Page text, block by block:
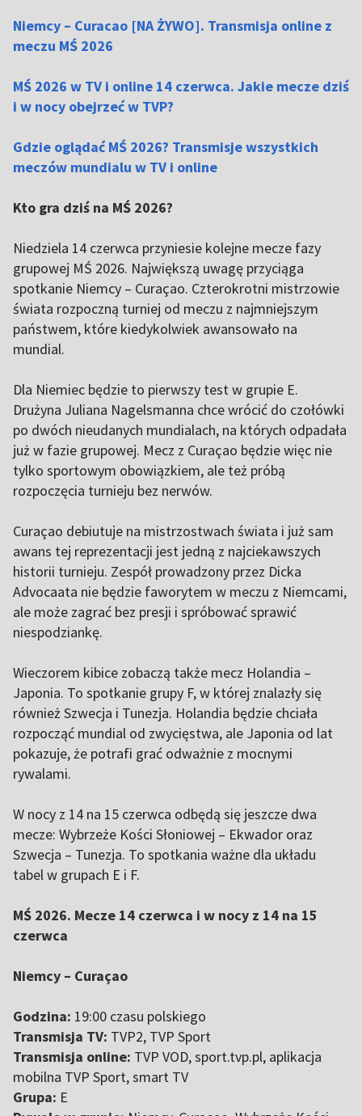
Niemcy – Curacao [NA ŻYWO]. Transmisja online z
meczu MŚ 2026
MŚ 2026 w TV i online 14 czerwca. Jakie mecze dziś
i w nocy obejrzeć w TVP?
Gdzie oglądać MŚ 2026? Transmisje wszystkich
meczów mundialu w TV i online
Kto gra dziś na MŚ 2026?
Niedziela 14 czerwca przyniesie kolejne mecze fazy
grupowej MŚ 2026. Największą uwagę przyciąga
spotkanie Niemcy – Curaçao. Czterokrotni mistrzowie
świata rozpoczną turniej od meczu z najmniejszym
państwem, które kiedykolwiek awansowało na
mundial.
Dla Niemiec będzie to pierwszy test w grupie E.
Drużyna Juliana Nagelsmanna chce wrócić do czołówki
po dwóch nieudanych mundialach, na których odpadała
już w fazie grupowej. Mecz z Curaçao będzie więc nie
tylko sportowym obowiązkiem, ale też próbą
rozpoczęcia turnieju bez nerwów.
Curaçao debiutuje na mistrzostwach świata i już sam
awans tej reprezentacji jest jedną z najciekawszych
historii turnieju. Zespół prowadzony przez Dicka
Advocaata nie będzie faworytem w meczu z Niemcami,
ale może zagrać bez presji i spróbować sprawić
niespodziankę.
Wieczorem kibice zobaczą także mecz Holandia –
Japonia. To spotkanie grupy F, w której znalazły się
również Szwecja i Tunezja. Holandia będzie chciała
rozpocząć mundial od zwycięstwa, ale Japonia od lat
pokazuje, że potrafi grać odważnie z mocnymi
rywalami.
W nocy z 14 na 15 czerwca odbędą się jeszcze dwa
mecze: Wybrzeże Kości Słoniowej – Ekwador oraz
Szwecja – Tunezja. To spotkania ważne dla układu
tabel w grupach E i F.
MŚ 2026. Mecze 14 czerwca i w nocy z 14 na 15
czerwca
Niemcy – Curaçao
Godzina: 19:00 czasu polskiego
Transmisja TV: TVP2, TVP Sport
Transmisja online: TVP VOD, sport.tvp.pl, aplikacja
mobilna TVP Sport, smart TV
Grupa: E